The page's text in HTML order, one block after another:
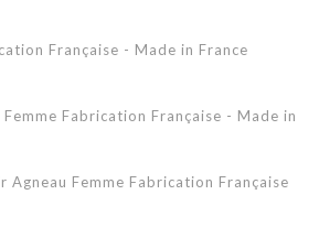
Pantalon
Française - Made in France
Fabrication Française - Made in
Agneau Femme Fabrication Française